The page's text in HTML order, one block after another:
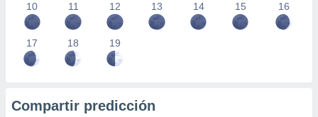
10 11 12 13 14 15 16
17 18 19
Compartir predicción